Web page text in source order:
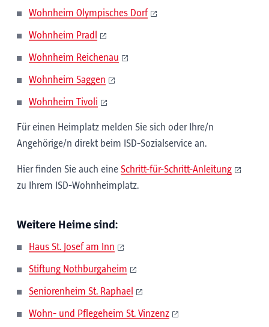
Wohnheim Olympisches Dorf
Wohnheim Pradl
Wohnheim Reichenau
Wohnheim Saggen
Wohnheim Tivoli
Für einen Heimplatz melden Sie sich oder Ihre/n
Angehörige/n direkt beim ISD-Sozialservice an.
Hier finden Sie auch eine Schritt-für-Schritt-Anleitung
zu Ihrem ISD-Wohnheimplatz.
Weitere Heime sind:
Haus St. Josef am Inn
Stiftung Nothburgaheim
Seniorenheim St. Raphael
Wohn- und Pflegeheim St. Vinzenz